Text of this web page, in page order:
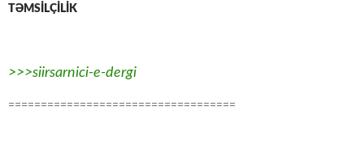
TƏMSİLÇİLİK
>>>siirsarnici-e-dergi
===================================